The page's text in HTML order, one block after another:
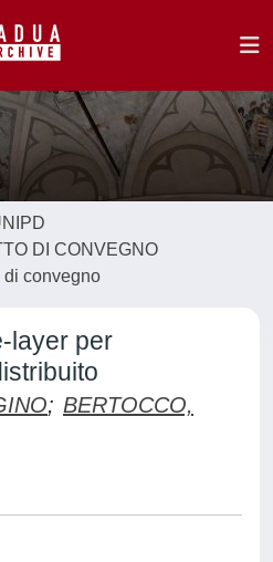
DI CONVEGNO
di convegno
layer per
; BERTOCCO,